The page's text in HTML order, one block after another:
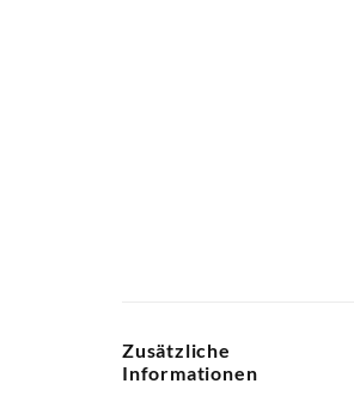
Zusätzliche
Informationen